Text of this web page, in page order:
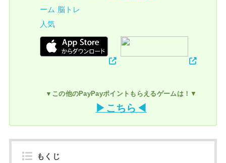
▼この他のPayPayポイントもらえるゲームは！ ▼
▶こちら◀
もくじ